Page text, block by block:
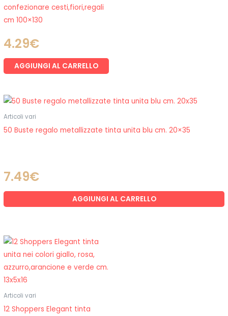
confezionare cesti,fiori,regali
cm 100×130
4.29€
AGGIUNGI AL CARRELLO
Articoli vari
50 Buste regalo metallizzate tinta unita blu cm. 20×35
7.49€
AGGIUNGI AL CARRELLO
Articoli vari
12 Shoppers Elegant tinta